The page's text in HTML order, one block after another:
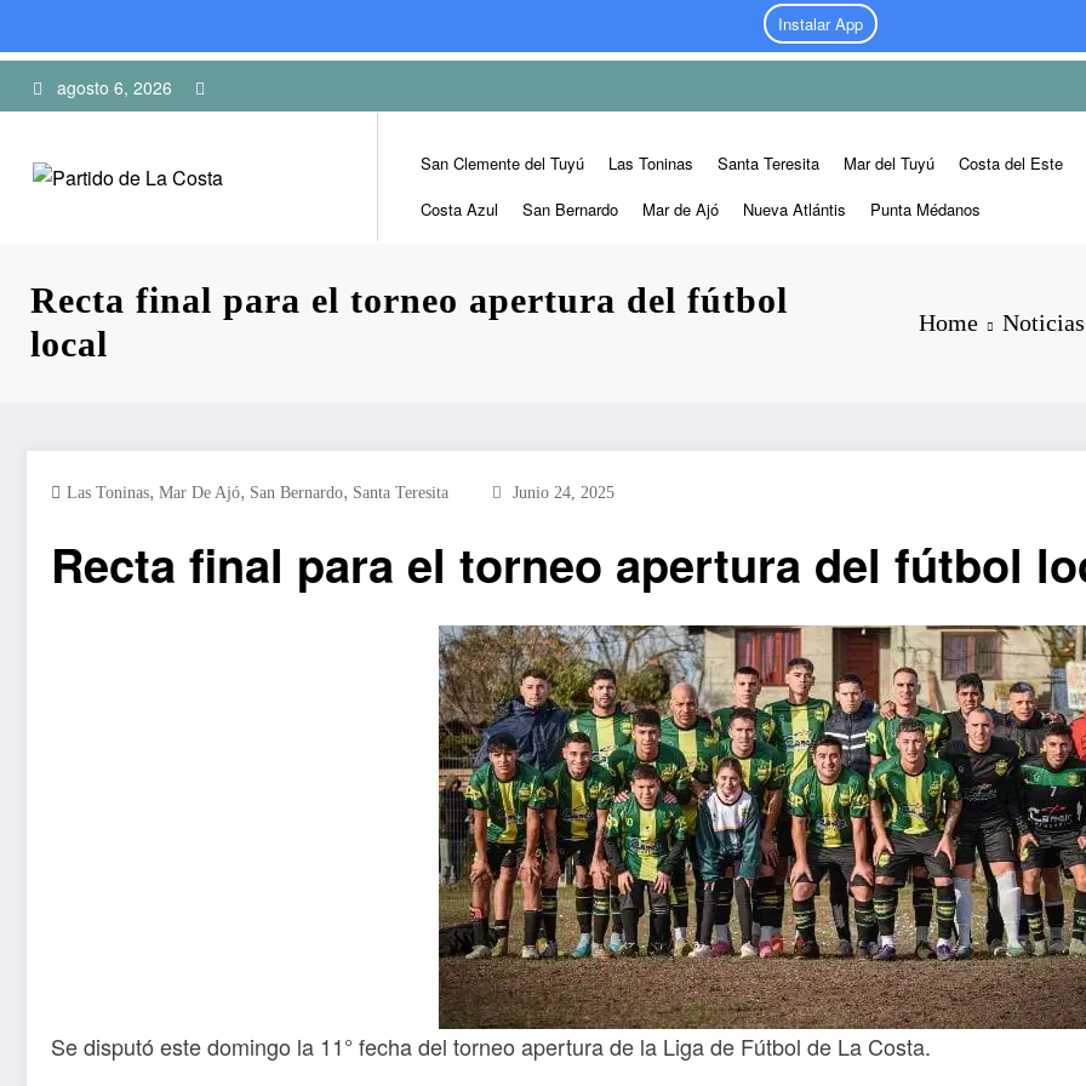
Instalar App
to
agosto 6, 2026
San Clemente del Tuyú Las Toninas Santa Teresita Mar del Tuyú
Costa del Este
Costa Azul
San Bernardo Mar de Ajó Nueva Atlántis Punta Médanos
Recta final para el torneo apertura del fútbol
local
Home Noticias
Las Toninas, Mar De Ajó, San Bernardo, Santa Teresita Junio 24, 2025
Recta final para el torneo apertura del fútbol
Se disputó este domingo la 11° fecha del torneo apertura de la Liga de Fútbol de La Costa.